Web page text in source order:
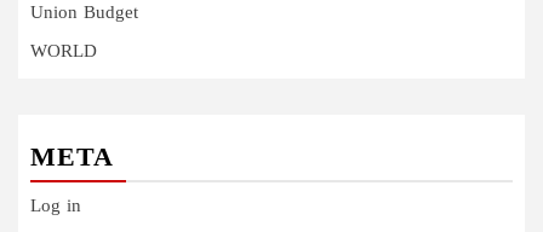
Union Budget
WORLD
META
Log in